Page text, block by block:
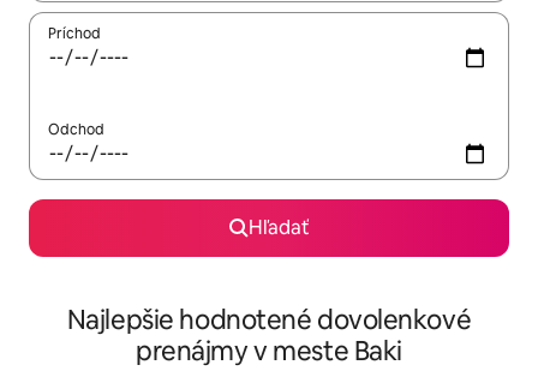
Príchod
Odchod
Hľadať
Najlepšie hodnotené dovolenkové
prenájmy v meste Baki